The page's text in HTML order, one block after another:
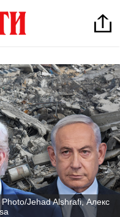
Jehad Alshrafi, Алекс